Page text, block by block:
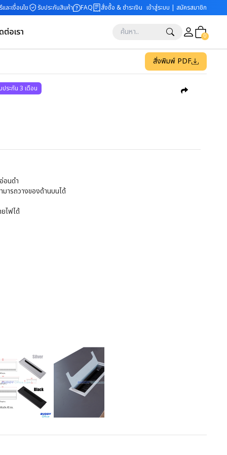
ละเงื่อนไข รับประกันสินค้า FAQ สั่งซื้อ & ชำระเงิน เข้าสู่ระบบ | สมัครสมาชิก
อเรา 0
สั่งพิมพ์ PDF
ประกัน 3 เดือน
อนดำ
ารถวางของด้านบนได้
ไฟได้